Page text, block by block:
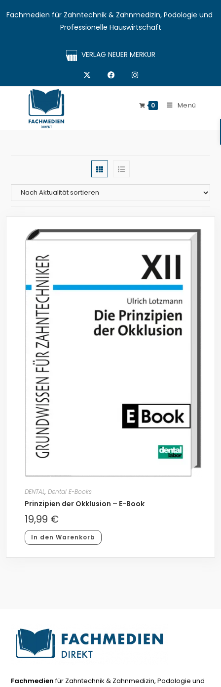
Fachmedien für Zahntechnik & Zahnmedizin, Podologie und
Professionelle Hauswirtschaft
VERLAG NEUER MERKUR
0 Menü
DENTAL, Dental E-Books
Prinzipien der Okklusion – E-Book
19,99 €
In den Warenkorb
Fachmedienfür Zahntechnik & Zahnmedizin, Podologie und